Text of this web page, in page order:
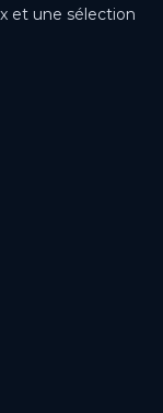
et une sélection